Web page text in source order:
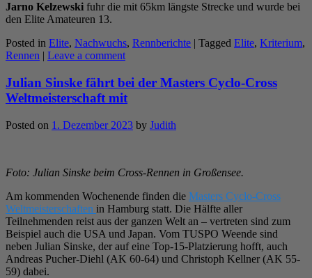
Jarno Kelzewski fuhr die mit 65km längste Strecke und wurde bei
den Elite Amateuren 13.
Posted in Elite, Nachwuchs, Rennberichte | Tagged Elite, Kriterium,
Rennen | Leave a comment
Julian Sinske fährt bei der Masters Cyclo-Cross
Weltmeisterschaft mit
Posted on 1. Dezember 2023 by Judith
Foto: Julian Sinske beim Cross-Rennen in Großensee.
Am kommenden Wochenende finden die Masters Cyclo-Cross
Weltmeisterschaften in Hamburg statt. Die Hälfte aller
Teilnehmenden reist aus der ganzen Welt an – vertreten sind zum
Beispiel auch die USA und Japan. Vom TUSPO Weende sind
neben Julian Sinske, der auf eine Top-15-Platzierung hofft, auch
Andreas Pucher-Diehl (AK 60-64) und Christoph Kellner (AK 55-
59) dabei.